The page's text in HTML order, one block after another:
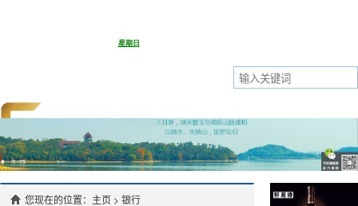
主页 | 头条要闻 | 股市 | 资讯 | 保险 | 银行
您现在的位置：主页 > 银行